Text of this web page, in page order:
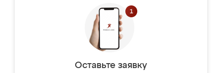
Оставьте заявку